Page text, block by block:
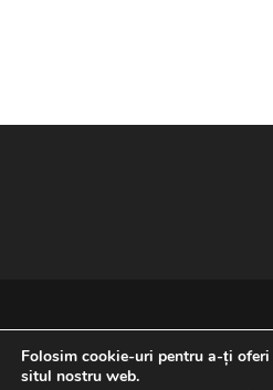
Folosim cookie-uri pentru a-ți
situl nostru web.